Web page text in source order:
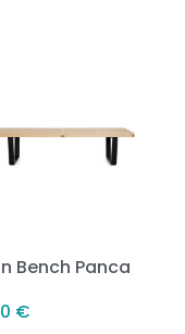
Bench Panca
€